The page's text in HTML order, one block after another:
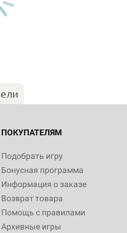
ПОКУПАТЕЛЯМ
Подобрать игру
Бонусная программа
Информация о заказе
Возврат товара
Помощь с правилами
Архивные игры